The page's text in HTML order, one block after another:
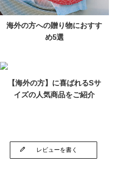
海外の方への贈り物におすす
め5選
【海外の方】に喜ばれるSサ
イズの人気商品をご紹介
レビューを書く